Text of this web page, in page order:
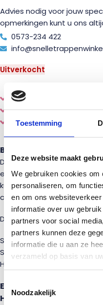
Toestemming
Deze website maakt
We gebruiken cookies
personaliseren, om
en om ons
informatie over uw
partners voor social
partners kunnen deze
informatie die u aan ze
verzameld op basis van
Toestemmingsselectie
Noodzakelijk
Advies nodig voor jouw
opmerkingen kunt u ons
0573-234 422
Uitverkocht
Eenvoudig
Diversehoutsoorten en
Gemaakt door een
Beschrijving
De Vuren Eco trap is een
een zeer scherpe prijs. Met
kun je direct aan de slag.
complete trappen voor zijn
Deze trap bestaat uit:
Steektrap 280 CM hoog, 80
Stootbordenset, om de
Hekwerk op de boom, links
Ervaringen van anderen
Heb je advies nodig?